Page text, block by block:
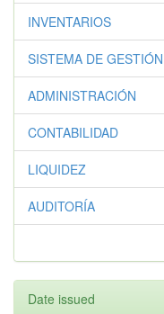
INVENTARIOS
SISTEMA DE GESTIÓN
ADMINISTRACIÓN
CONTABILIDAD
LIQUIDEZ
AUDITORÍA
Date issued